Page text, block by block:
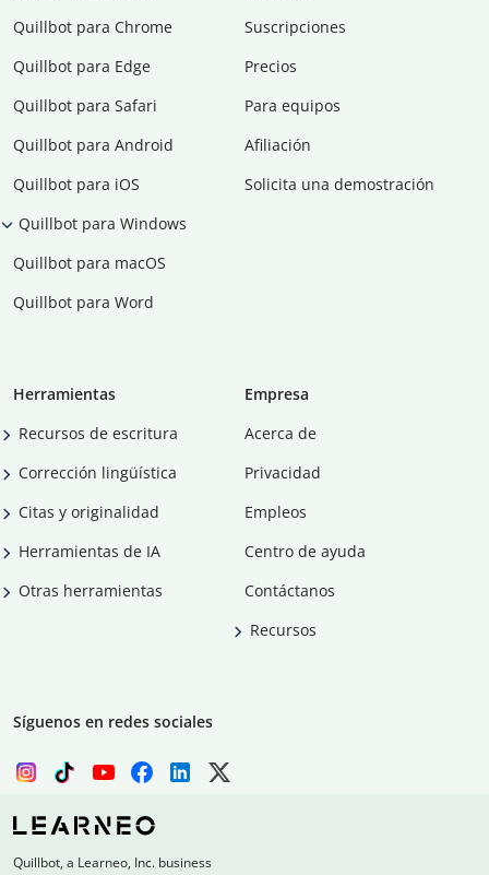
Quillbot para Chrome
Quillbot para Edge
Quillbot para Safari
Quillbot para Android
Quillbot para iOS
Quillbot para Windows
Quillbot para macOS
Quillbot para Word
Suscripciones
Precios
Para equipos
Afiliación
Solicita una demostración
Herramientas
Recursos de escritura
Corrección lingüística
Citas y originalidad
Herramientas de IA
Otras herramientas
Empresa
Acerca de
Privacidad
Empleos
Centro de ayuda
Contáctanos
Recursos
Síguenos en redes sociales
Quillbot, a Learneo, Inc. business